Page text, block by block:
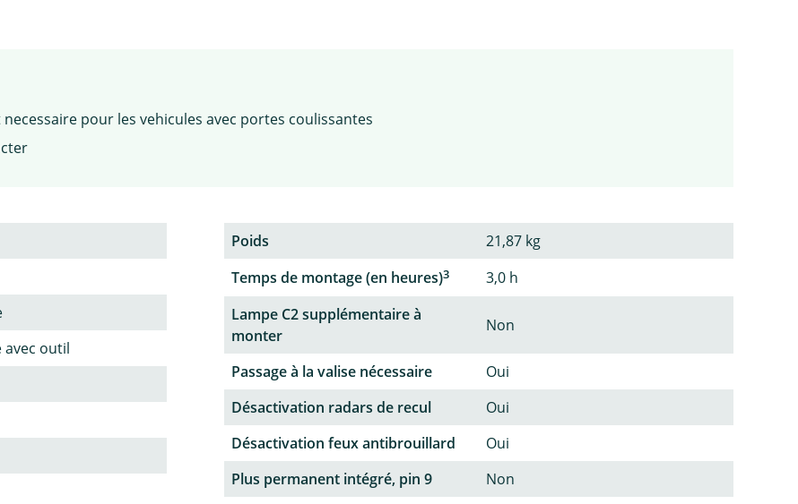
pour les vehicules avec portes coulissantes
outil
Poids
21,87 kg
Temps de montage (en heures)3
3,0 h
Lampe C2 supplémentaire à
monter
Non
Passage à la valise nécessaire
Oui
Désactivation radars de recul
Oui
Désactivation feux antibrouillard
Oui
Plus permanent intégré, pin 9
Non